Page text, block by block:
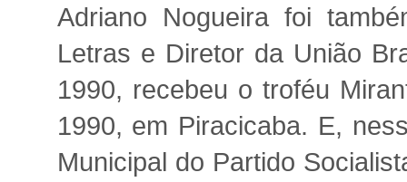
Adriano Nogueira foi
Letras e Diretor da União
1990, recebeu o troféu
1990, em Piracicaba. E,
Municipal do Partido